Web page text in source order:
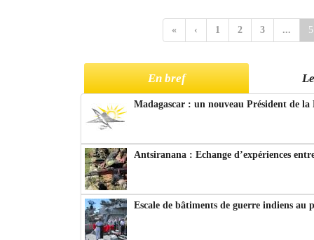
« ‹ 1 2 3 ... 5
En bref
Madagascar : un nouveau Président de
Antsiranana : Echange d’expériences
Escale de bâtiments de guerre indiens au